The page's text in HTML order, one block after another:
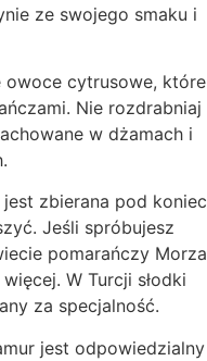
ze swojego smaku i
cytrusowe, które
Nie rozdrabniaj
w dżamach i
zbierana pod koniec
Jeśli spróbujesz
pomarańczy Morza
W Turcji słodki
za specjalność.
jest odpowiedzialny